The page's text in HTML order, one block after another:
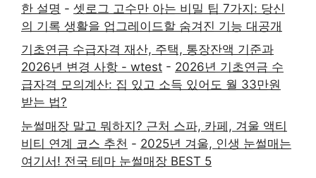
한 설명 - 셋로그 고수만 아는 비밀 팁 7가지: 당신
의 기록 생활을 업그레이드할 숨겨진 기능 대공개
기초연금 수급자격 재산, 주택, 통장잔액 기준과
2026년 변경 사항 - wtest - 2026년 기초연금 수
급자격 모의계산: 집 있고 소득 있어도 월 33만원
받는 법?
눈썰매장 말고 뭐하지? 근처 스파, 카페, 겨울 액티
비티 연계 코스 추천 - 2025년 겨울, 인생 눈썰매는
여기서! 전국 테마 눈썰매장 BEST 5